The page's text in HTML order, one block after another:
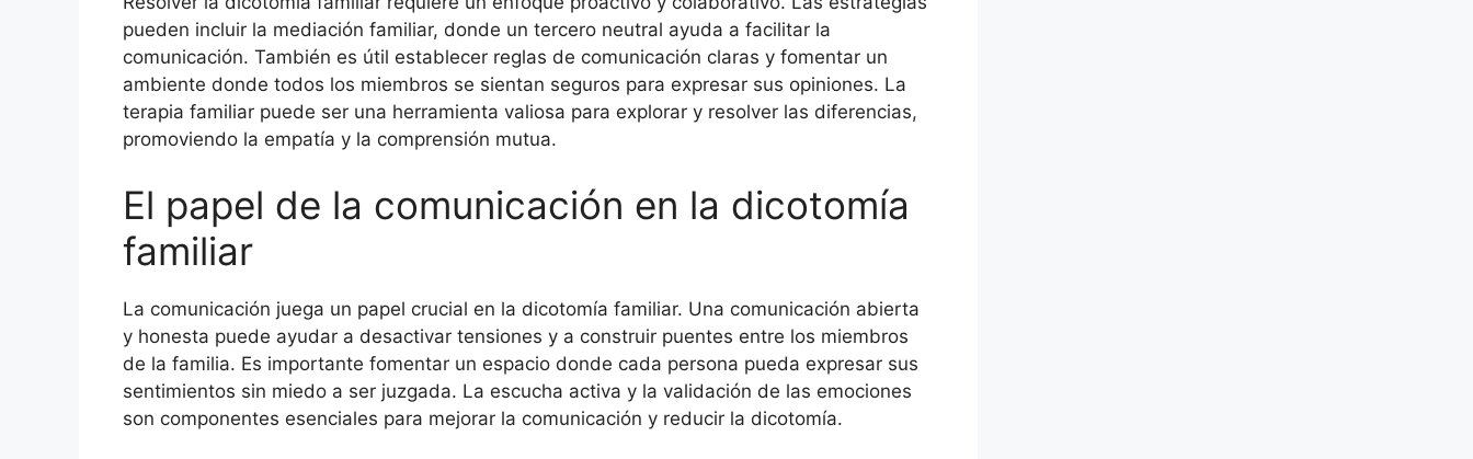
pueden incluir la mediación familiar, donde un tercero neutral ayuda a facilitar la
comunicación. También es útil establecer reglas de comunicación claras y fomentar un
ambiente donde todos los miembros se sientan seguros para expresar sus opiniones. La
terapia familiar puede ser una herramienta valiosa para explorar y resolver las diferencias,
promoviendo la empatía y la comprensión mutua.
El papel de la comunicación en la dicotomía
familiar
La comunicación juega un papel crucial en la dicotomía familiar. Una comunicación abierta
y honesta puede ayudar a desactivar tensiones y a construir puentes entre los miembros
de la familia. Es importante fomentar un espacio donde cada persona pueda expresar sus
sentimientos sin miedo a ser juzgada. La escucha activa y la validación de las emociones
son componentes esenciales para mejorar la comunicación y reducir la dicotomía.